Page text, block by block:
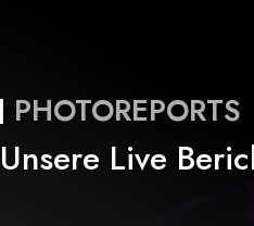
PHOTOREPORTS
Unsere Live